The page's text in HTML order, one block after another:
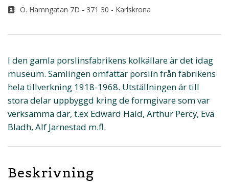
Ö. Hamngatan 7D - 371 30 - Karlskrona
I den gamla porslinsfabrikens kolkällare är det idag
museum. Samlingen omfattar porslin från fabrikens
hela tillverkning 1918-1968. Utställningen är till
stora delar uppbyggd kring de formgivare som var
verksamma där, t.ex Edward Hald, Arthur Percy, Eva
Bladh, Alf Jarnestad m.fl.
Beskrivning